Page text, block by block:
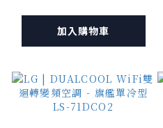
加入購物車